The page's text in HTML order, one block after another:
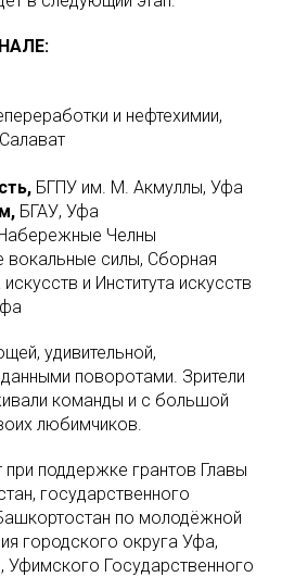
и нефтехимии,
БГПУ им. М. Акмуллы, Уфа
БГАУ, Уфа
Челны
вокальные силы, Сборная
и Института искусств
удивительной,
поворотами. Зрители
команды и с большой
любимчиков.
поддержке грантов Главы
государственного
по молодёжной
городского округа Уфа,
Государственного